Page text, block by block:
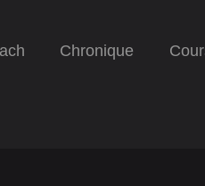
Chronique